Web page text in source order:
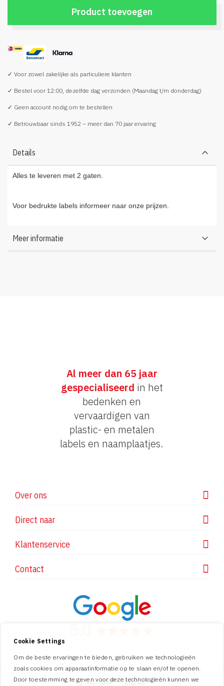
Product toevoegen
✓ Voor zowel zakelijke als particuliere klanten
✓ Bestel voor 12:00, dezelfde dag verzonden (Maandag t/m donderdag)
✓ Geen account nodig om te bestellen
✓ Betrouwbaar sinds 1952 – meer dan 70 jaar ervaring
Details
Alles te leveren met 2 gaten.
Voor bedrukte labels informeer naar onze prijzen.
Meer informatie
Al meer dan 65 jaar
gespecialiseerd in het
bedenken en
vervaardigen van
plastic- en metalen
labels en naamplaatjes.
Over ons
Direct naar
Klantenservice
Contact
Cookie Settings
Om de beste ervaringen te bieden, gebruiken we technologieën
zoals cookies om apparaatinformatie op te slaan en/of te openen.
Door toestemming te geven voor deze technologieën kunnen we